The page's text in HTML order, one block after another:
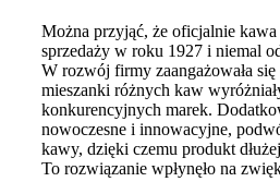
Można przyjąć, że oficjalnie kawa
sprzedaży w roku 1927 i niemal
W rozwój firmy zaangażowała
mieszanki różnych kaw
konkurencyjnych marek.
nowoczesne i innowacyjne,
kawy, dzięki czemu produkt
To rozwiązanie wpłynęło na